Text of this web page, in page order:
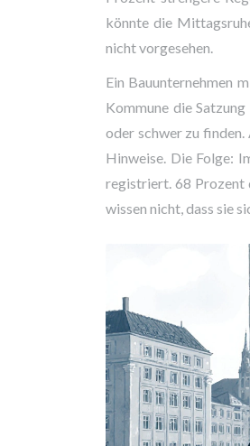
könnte die
nicht vorgesehen.
Ein Bauunternehmen
Kommune die
oder schwer zu
Hinweise. Die Folge:
registriert. 68 Prozent
wissen nicht, dass sie